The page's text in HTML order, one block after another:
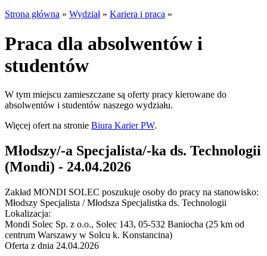
Strona główna » Wydział » Kariera i praca »
Praca dla absolwentów i
studentów
W tym miejscu zamieszczane są oferty pracy kierowane do
absolwentów i studentów naszego wydziału.
Więcej ofert na stronie Biura Karier PW.
Młodszy/-a Specjalista/-ka ds. Technologii
(Mondi) - 24.04.2026
Zakład MONDI SOLEC poszukuje osoby do pracy na stanowisko:
Młodszy Specjalista / Młodsza Specjalistka ds. Technologii
Lokalizacja:
Mondi Solec Sp. z o.o., Solec 143, 05-532 Baniocha (25 km od
centrum Warszawy w Solcu k. Konstancina)
Oferta z dnia 24.04.2026